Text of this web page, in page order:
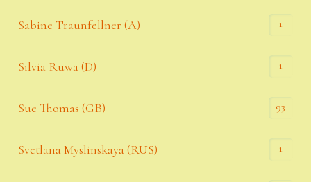
Sabine Traunfellner (A) 1
Silvia Ruwa (D) 1
Sue Thomas (GB) 93
Svetlana Myslinskaya (RUS) 1